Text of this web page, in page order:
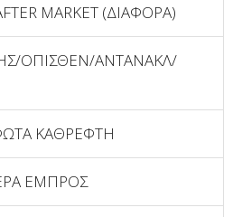
MARKET (ΔΙΑΦΟΡΑ)
ΟΠΙΣΘΕΝ/ΑΝΤΑΝΑΚΛ/
ΚΑΘΡΕΦΤΗ
ΕΜΠΡΟΣ